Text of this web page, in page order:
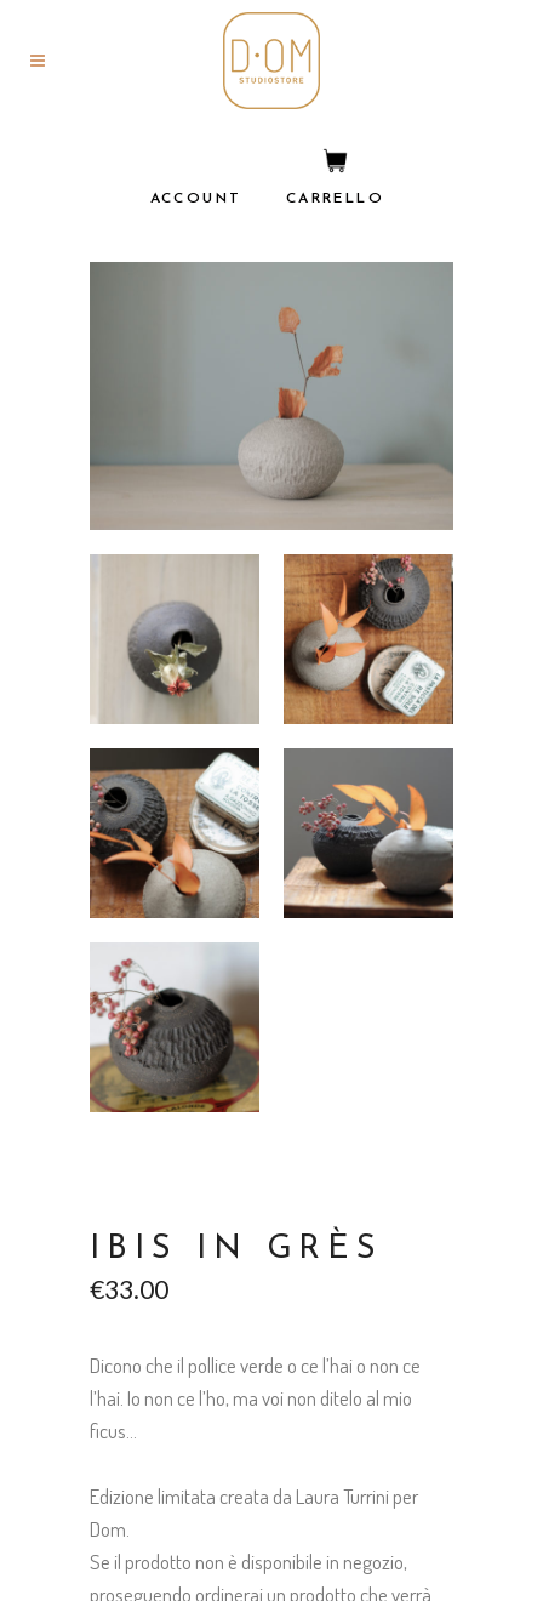
ACCOUNT CARRELLO
IBIS IN GRÈS
€33.00
Dicono che il pollice verde o ce l’hai o non ce
l’hai. Io non ce l’ho, ma voi non ditelo al mio
ficus…
Edizione limitata creata da Laura Turrini per
Dom.
Se il prodotto non è disponibile in negozio,
proseguendo ordinerai un prodotto che verrà